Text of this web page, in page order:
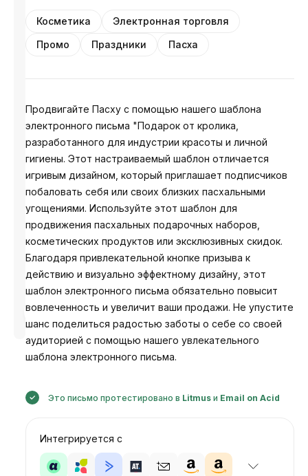
Разработано
Косметика
Электронная торговля
Промо
Праздники Пасха
Продвигайте Пасху с помощью нашего шаблона
электронного письма "Подарок от кролика,
разработанного для индустрии красоты и личной
гигиены. Этот настраиваемый шаблон отличается
игривым дизайном, который приглашает подписчиков
побаловать себя или своих близких пасхальными
угощениями. Используйте этот шаблон для
продвижения пасхальных подарочных наборов,
косметических продуктов или эксклюзивных скидок.
Благодаря привлекательной кнопке призыва к
действию и визуально эффектному дизайну, этот
шаблон электронного письма обязательно повысит
вовлеченность и увеличит ваши продажи. Не упустите
шанс поделиться радостью заботы о себе со своей
аудиторией с помощью нашего увлекательного
шаблона электронного письма.
Это письмо протестировано в Litmusи Email on Acid
Интегрируется с